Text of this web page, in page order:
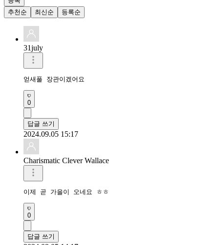
추천순
최신순 등록순
31july
얻새풀 장관이겠어요
0
답글 쓰기
2024.09.05 15:17
Charismatic Clever Wallace
이제 곧 가을이 오네요 ㅎㅎ
0
답글 쓰기